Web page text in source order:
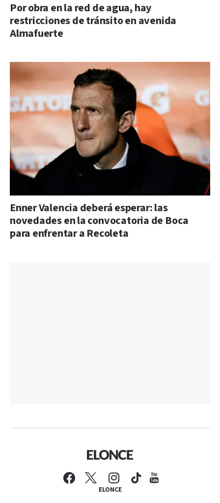
Por obra en la red de agua, hay
restricciones de tránsito en avenida
Almafuerte
Enner Valencia deberá esperar: las
novedades en la convocatoria de Boca
para enfrentar a Recoleta
ELONCE